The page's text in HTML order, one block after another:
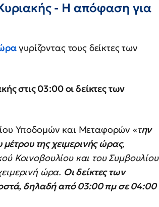
- Η απόφαση για
γυρίζοντας τους δείκτες των
στις 03:00 οι δείκτες των
Υποδομών και Μεταφορών «την
της χειμερινής ώρας,
Κοινοβουλίου και του Συμβουλίου
ώρα. Οι δείκτες των
δηλαδή από 03:00 πμ σε 04:00